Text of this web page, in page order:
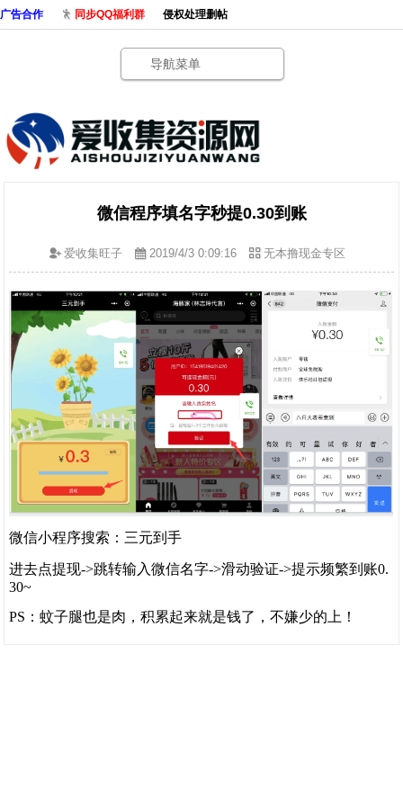
广告合作 同步QQ福利群 侵权处理删帖
导航菜单
微信程序填名字秒提0.30到账
爱收集旺子 2019/4/3 0:09:16 无本撸现金专区
微信小程序搜索：三元到手
进去点提现->跳转输入微信名字->滑动验证->提示频繁到账0.
30~
PS：蚊子腿也是肉，积累起来就是钱了，不嫌少的上！